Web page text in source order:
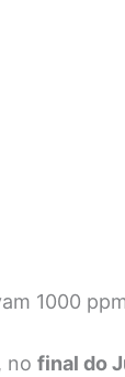
1000
no final do